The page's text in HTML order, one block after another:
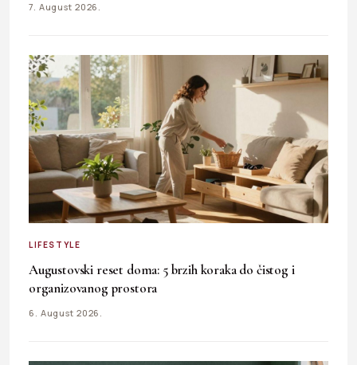
7. August 2026.
LIFESTYLE
Augustovski reset doma: 5 brzih koraka do čistog i
organizovanog prostora
6. August 2026.